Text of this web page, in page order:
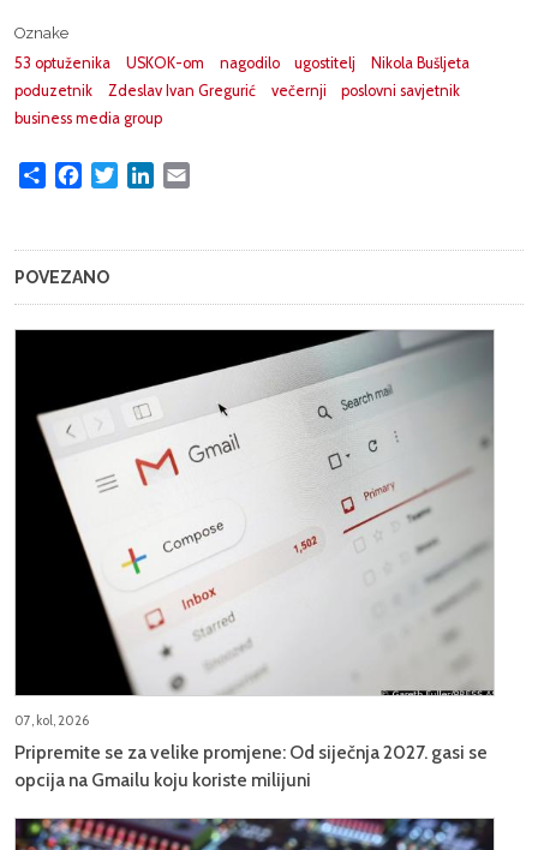
Oznake
53 optuženika
USKOK-om nagodilo ugostitelj
Nikola Bušljeta
poduzetnik
Zdeslav Ivan Gregurić večernji
poslovni savjetnik
business media group
Share FacebookTwitterLinkedIn
POVEZANO
07, kol, 2026
Pripremite se za velike promjene: Od siječnja 2027. gasi se
opcija na Gmailu koju koriste milijuni